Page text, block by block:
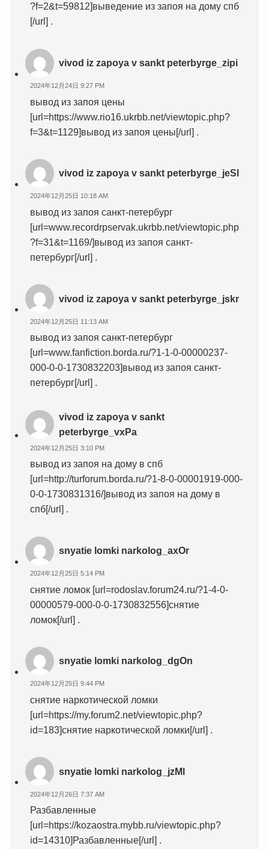
?f=2&t=59812]выведение из запоя на дому спб
[/url] .
vivod iz zapoya v sankt peterbyrge_zipi
2024年12月24日 9:27 PM
вывод из запоя цены
[url=https://www.rio16.ukrbb.net/viewtopic.php?
f=3&t=1129]вывод из запоя цены[/url] .
vivod iz zapoya v sankt peterbyrge_jeSl
2024年12月25日 10:18 AM
вывод из запоя санкт-петербург
[url=www.recordrpservak.ukrbb.net/viewtopic.php
?f=31&t=1169/]вывод из запоя санкт-
петербург[/url] .
vivod iz zapoya v sankt peterbyrge_jskr
2024年12月25日 11:13 AM
вывод из запоя санкт-петербург
[url=www.fanfiction.borda.ru/?1-1-0-00000237-
000-0-0-1730832203]вывод из запоя санкт-
петербург[/url] .
vivod iz zapoya v sankt
peterbyrge_vxPa
2024年12月25日 3:10 PM
вывод из запоя на дому в спб
[url=http://turforum.borda.ru/?1-8-0-00001919-000-
0-0-1730831316/]вывод из запоя на дому в
спб[/url] .
snyatie lomki narkolog_axOr
2024年12月25日 5:14 PM
снятие ломок [url=rodoslav.forum24.ru/?1-4-0-
00000579-000-0-0-1730832556]снятие
ломок[/url] .
snyatie lomki narkolog_dgOn
2024年12月25日 9:44 PM
снятие наркотической ломки
[url=https://my.forum2.net/viewtopic.php?
id=183]снятие наркотической ломки[/url] .
snyatie lomki narkolog_jzMl
2024年12月26日 7:37 AM
Разбавленные
[url=https://kozaostra.mybb.ru/viewtopic.php?
id=14310]Разбавленные[/url] .